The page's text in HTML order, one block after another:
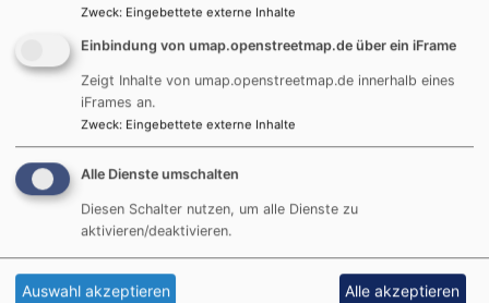
Das Telefon ist außerhalb der Öffnungszeiten in
Rufumleitung auf das Pfarramt Reutti umgeschaltet. In
dringenden Fällen, insbesondere bei Todesfällen oder
dem Wunsch nach einem kurzfristigen Besuch am
Sterbebett erreichen Sie Pfr. Reichenbacher unter
Tel.0170/4440879.
Öffnungszeiten:
Donnerstag
17:00 - 18:00
Zweck: Eingebettete externe Inhalte
Einbindung von umap.openstreetmap.de über ein iFrame
Zeigt Inhalte von umap.openstreetmap.de innerhalb eines
iFrames an.
Zweck: Eingebettete externe Inhalte
Alle Dienste umschalten
Diesen Schalter nutzen, um alle Dienste zu
aktivieren/deaktivieren.
Auswahl akzeptieren Alle akzeptieren